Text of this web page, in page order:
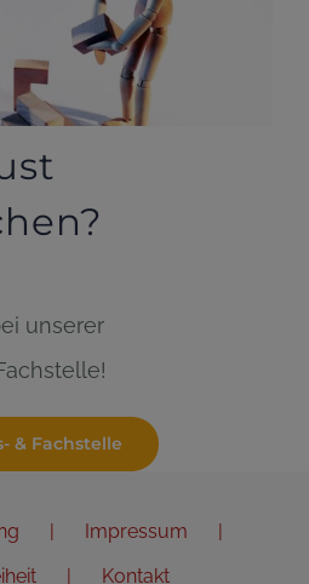
unserer
& Fachstelle
Impressum
Kontakt